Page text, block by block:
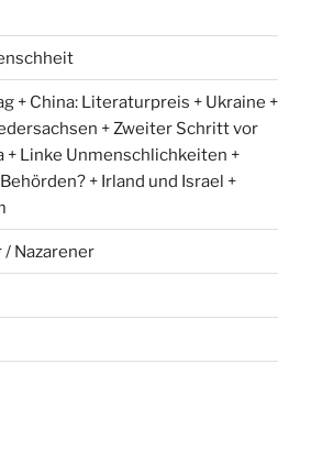
+ China: Literaturpreis + Ukraine +
+ Zweiter Schritt vor
+ Linke Unmenschlichkeiten +
+ Irland und Israel +
Nazarener